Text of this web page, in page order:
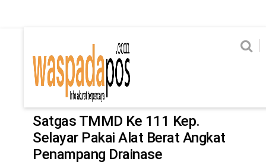
Home News
Ekonomi Hukum & Kriminal
Politik Metro
Hiburan Pendidikan
Tekno
Home News Ekonomi Hukum & Kriminal
News
Satgas TMMD Ke 111 Kep.
Selayar Pakai Alat Berat Angkat
Penampang Drainase